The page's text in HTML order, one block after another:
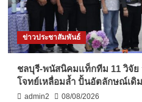
ข่าวประชาสัมพันธ์
ชลบุรี-พนัสนิคมแท็กทีม 11 วิจัย
โจทย์เหลื่อมล้ำ ปั้นอัตลักษณ์เดิ
admin2 08/08/2026